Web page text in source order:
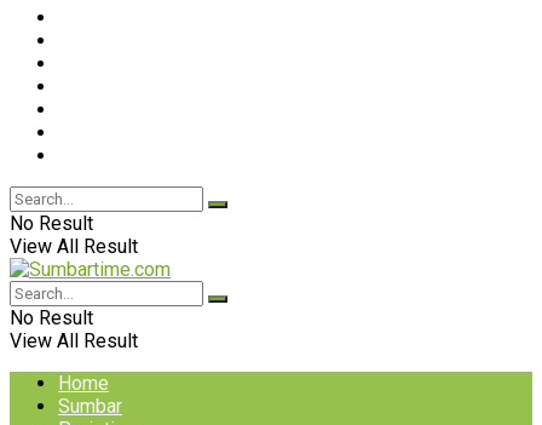
No Result
View All Result
No Result
View All Result
Home
Sumbar